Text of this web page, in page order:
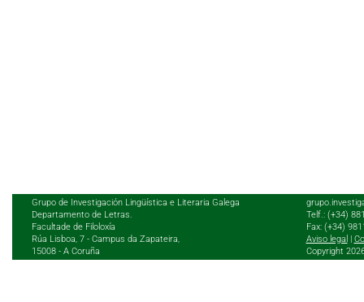
Grupo de Investigación Lingüística e Literaria Galega
Departamento de Letras.
Facultade de Filoloxía
Rúa Lisboa, 7 - Campus da Zapateira,
15008 - A Coruña
Telf.: (+34)
Fax: (+34)
Aviso legal
Copyright